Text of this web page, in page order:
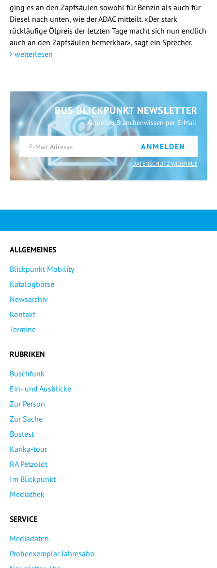
ging es an den Zapfsäulen sowohl für Benzin als auch für
Diesel nach unten, wie der ADAC mitteilt. «Der stark
rückläufige Ölpreis der letzten Tage macht sich nun endlich
auch an den Zapfsäulen bemerkbar», sagt ein Sprecher.
weiterlesen
BUS BLICKPUNKT NEWSLETTER
Aktuelles Branchenwissen per E-Mail.
ANMELDEN
DATENSCHUTZ WIDERRUF
ALLGEMEINES
Blickpunkt Mobility
Katalogbörse
Newsarchiv
Kontakt
Termine
RUBRIKEN
Buschfunk
Ein- und Ausblicke
Zur Person
Zur Sache
Bustest
Karika-tour
RA Petzoldt
Im Blickpunkt
Mediathek
SERVICE
Mediadaten
Probeexemplar Jahresabo